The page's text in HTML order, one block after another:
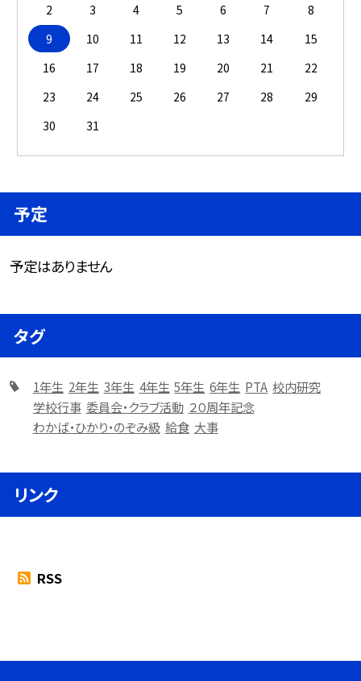
2
3 4 5 6 7
8
9
10 11 12 13 14
15
16
17 18 19 20 21
22
23
24 25 26 27 28
29
30
31
予定
予定はありません
タグ
1年生 2年生 3年生 4年生 5年生 6年生 PTA 校内研究
学校行事 委員会・クラブ活動 ２０周年記念
わかば・ひかり・のぞみ級 給食 大事
リンク
RSS